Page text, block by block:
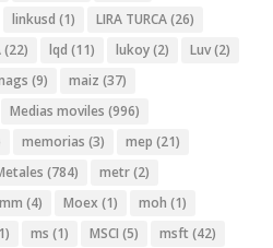
linkusd (1) LIRA TURCA(26)
(22) lqd (11) lukoy(2) Luv(2)
(9) maiz (37)
Medias moviles (996)
memorias (3) mep (21)
(784) metr(2)
(4) Moex (1) moh (1)
ms (1) MSCI (5) msft (42)